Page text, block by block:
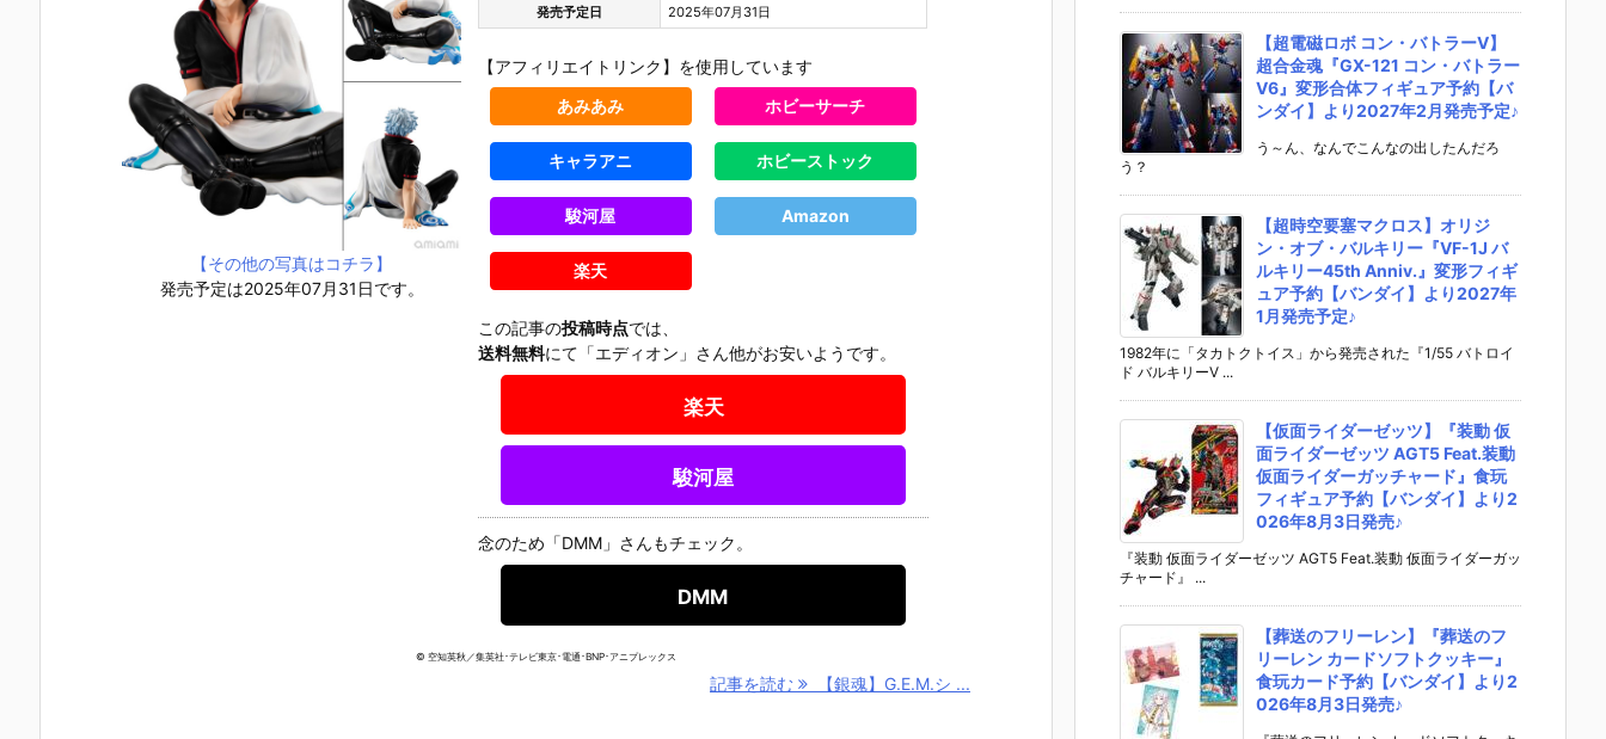
【その他の写真はコチラ】
発売予定は2025年07月31日です。
発売予定日 2025年07月31日
【アフィリエイトリンク】を使用しています
あみあみ
ホビーサーチ
キャラアニ ホビーストック
駿河屋 Amazon
楽天
この記事の投稿時点では、
送料無料にて「エディオン」さん他がお安いようです。
楽天
駿河屋
念のため「DMM」さんもチェック。
DMM
© 空知英秋／集英社･テレビ東京･電通･BNP･アニプレックス
記事を読む 【銀魂】G.E.M.シ ...
【超電磁ロボ コン・バトラーV】
超合金魂『GX-121 コン・バトラー
V6』変形合体フィギュア予約【バ
ンダイ】より2027年2月発売予定♪
う～ん、なんでこんなの出したんだろ
う？
【超時空要塞マクロス】オリジ
ン・オブ・バルキリー『VF-1J バ
ルキリー45th Anniv.』変形フィギ
ュア予約【バンダイ】より2027年
1月発売予定♪
1982年に「タカトクトイス」から発売された『1/55 バトロイ
ド バルキリーV ...
【仮面ライダーゼッツ】『装動 仮
面ライダーゼッツ AGT5 Feat.装動
仮面ライダーガッチャード』食玩
フィギュア予約【バンダイ】より2
026年8月3日発売♪
『装動 仮面ライダーゼッツ AGT5 Feat.装動 仮面ライダーガッ
チャード』 ...
【葬送のフリーレン】『葬送のフ
リーレン カードソフトクッキー』
食玩カード予約【バンダイ】より2
026年8月3日発売♪